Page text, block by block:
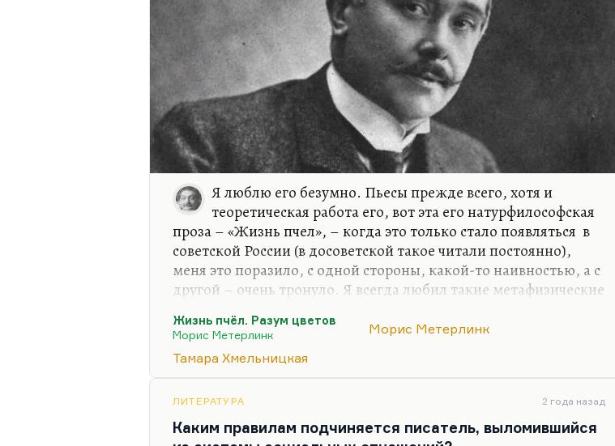
Я люблю его безумно. Пьесы прежде всего, хотя и
теоретическая работа его, вот эта его натурфилософская
проза – «Жизнь пчел», – когда это только стало появляться в
советской России (в досоветской такое читали постоянно),
меня это поразило, с одной стороны, какой-то наивностью, а с
другой – очень тронуло. Я всегда любил такие метафизические
биология – это вещи духовные, что это господь так устроил. И
подход Метерлинка казался мне утешительным. Это совсем не
оккультизм…
Я помню, как Тамара Хмельницкая мне пыталась объяснить
занималась всю жизнь творчеством Белого. Именно…
Жизнь пчёл. Разум цветов
Морис Метерлинк
Морис Метерлинк
Тамара Хмельницкая
ЛИТЕРАТУРА 2 года назад
Каким правилам подчиняется писатель, выломившийся